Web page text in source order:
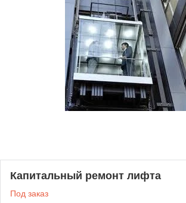
Капитальный ремонт лифта
Под заказ